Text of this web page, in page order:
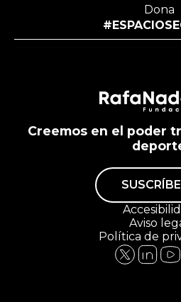
Dona
Creemos en el poder
Aviso
Política de